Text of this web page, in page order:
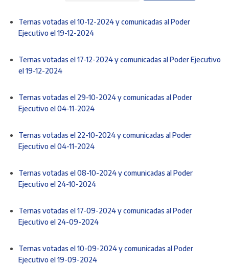
Ternas votadas el 10-12-2024 y comunicadas al Poder
Ejecutivo el 19-12-2024
Ternas votadas el 17-12-2024 y comunicadas al Poder Ejecutivo
el 19-12-2024
Ternas votadas el 29-10-2024 y comunicadas al Poder
Ejecutivo el 04-11-2024
Ternas votadas el 22-10-2024 y comunicadas al Poder
Ejecutivo el 04-11-2024
Ternas votadas el 08-10-2024 y comunicadas al Poder
Ejecutivo el 24-10-2024
Ternas votadas el 17-09-2024 y comunicadas al Poder
Ejecutivo el 24-09-2024
Ternas votadas el 10-09-2024 y comunicadas al Poder
Ejecutivo el 19-09-2024